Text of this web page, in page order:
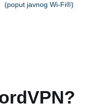
(poput javnog Wi-Fi®)